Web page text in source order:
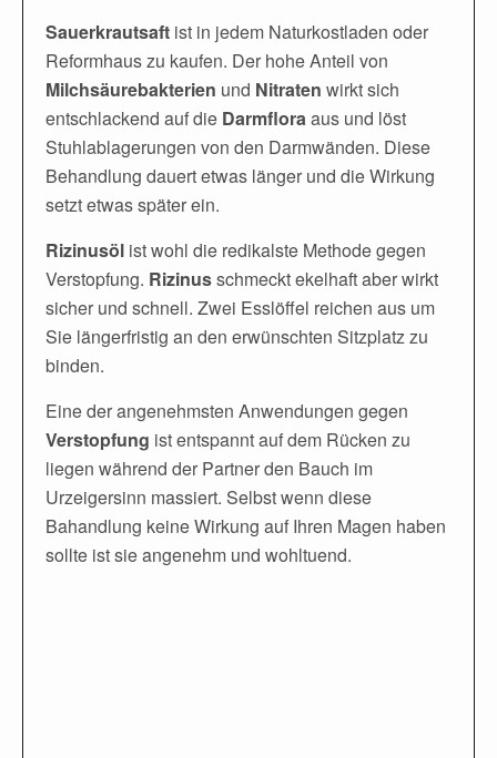
Sauerkrautsaft ist in jedem Naturkostladen oder
Reformhaus zu kaufen. Der hohe Anteil von
Milchsäurebakterien und Nitraten wirkt sich
entschlackend auf die Darmfloraaus und löst
Stuhlablagerungen von den Darmwänden. Diese
Behandlung dauert etwas länger und die Wirkung
setzt etwas später ein.
Rizinusöl ist wohl die redikalste Methode gegen
Verstopfung. Rizinusschmeckt ekelhaft aber wirkt
sicher und schnell. Zwei Esslöffel reichen aus um
Sie längerfristig an den erwünschten Sitzplatz zu
binden.
Eine der angenehmsten Anwendungen gegen
Verstopfung ist entspannt auf dem Rücken zu
liegen während der Partner den Bauch im
Urzeigersinn massiert. Selbst wenn diese
Bahandlung keine Wirkung auf Ihren Magen haben
sollte ist sie angenehm und wohltuend.